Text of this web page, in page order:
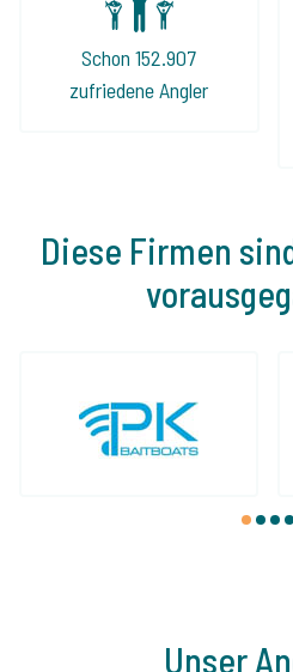
Schon 152.907
zufriedene Angler
Diese Firmen
1 2 3 4
Unser